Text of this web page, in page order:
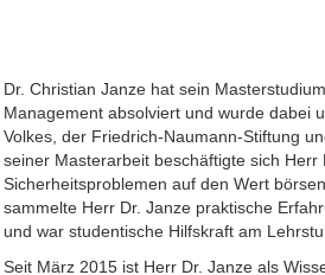
Dr. Christian Janze hat sein
Management absolviert und wurde dabei
Volkes, der Friedrich-Naumann-Stiftung
seiner Masterarbeit beschäftigte sich
Sicherheitsproblemen auf den Wert
sammelte Herr Dr. Janze praktische
und war studentische Hilfskraft am
Seit März 2015 ist Herr Dr. Janze als